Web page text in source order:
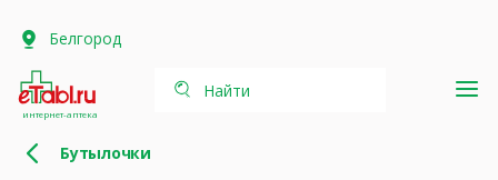
Белгород
интернет-аптека
Найти
Бутылочки